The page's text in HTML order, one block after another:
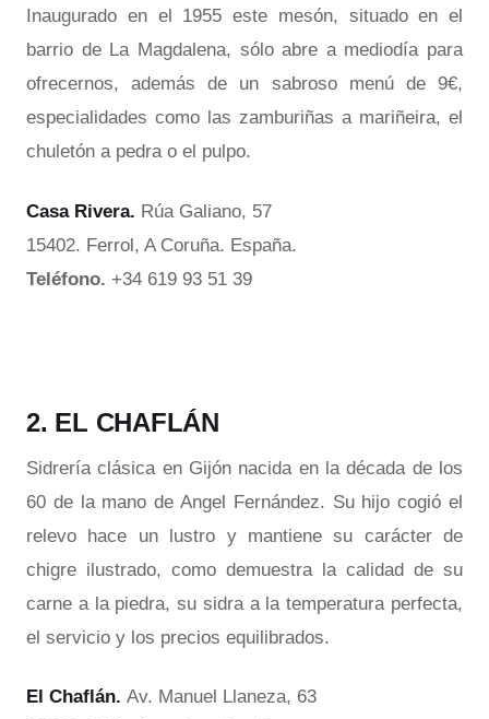
Inaugurado en el 1955 este mesón, situado en el
barrio de La Magdalena, sólo abre a mediodía para
ofrecernos, además de un sabroso menú de 9€,
especialidades como las zamburiñas a mariñeira, el
chuletón a pedra o el pulpo.
Casa Rivera. Rúa Galiano, 57
15402. Ferrol, A Coruña. España.
Teléfono. +34 619 93 51 39
2. EL CHAFLÁN
Sidrería clásica en Gijón nacida en la década de los
60 de la mano de Angel Fernández. Su hijo cogió el
relevo hace un lustro y mantiene su carácter de
chigre ilustrado, como demuestra la calidad de su
carne a la piedra, su sidra a la temperatura perfecta,
el servicio y los precios equilibrados.
El Chaflán. Av. Manuel Llaneza, 63